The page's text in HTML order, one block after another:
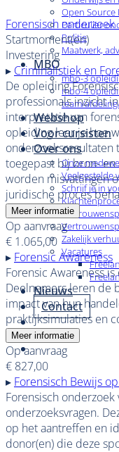
Open Source
Particulier
Politie
Maatwerk,
MBO
mbo-3
mbo-4
team/
Webshop
Voor cursisten
Over ons
Onze
Veelgestelde
Schrijf je in
Zakelijk
Vacatures
Nieuws
Contact
Forensisch onderzoek
Startmoment(en)
Investering
▸ Criminalistiek en
De opleiding
professionals inzicht
interpretatie van
opleiding leer je hoe
toegepast bij bron- en
worden misvattingen
juridische proces
Meer informatie
Op aanvraag
€ 1.065,00
▸ Forensic Awareness
Forensic Awareness
Deelnemers leren de
impact van hun
praktijksimulaties en
Meer informatie
Op aanvraag
€ 827,00
▸ Forensisch Bewijs
Forensisch
onderzoeksvragen.
op het aantreffen en
donor(en) die deze